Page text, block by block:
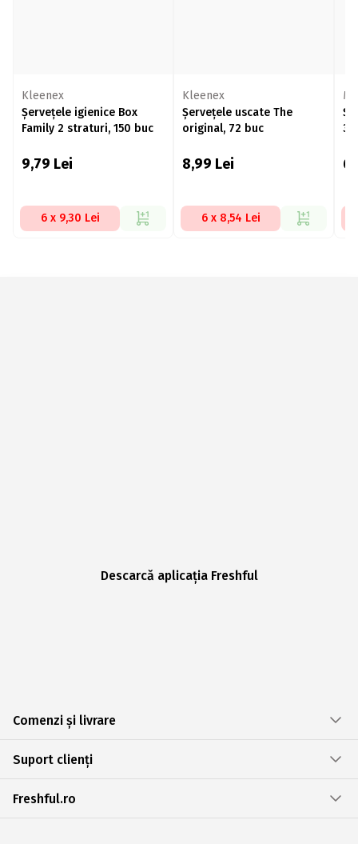
Kleenex
Șervețele igienice Box
Family 2 straturi, 150 buc
9,79 Lei
6 x 9,30 Lei
Kleenex
Șervețele uscate The
original, 72 buc
8,99 Lei
6 x 8,54 Lei
Descarcă aplicația Freshful
Comenzi și livrare
Suport clienți
Freshful.ro